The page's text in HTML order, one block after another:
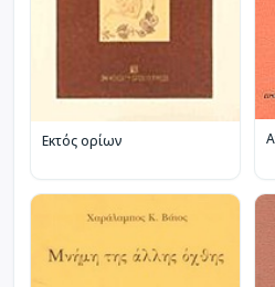
Εκτός ορίων